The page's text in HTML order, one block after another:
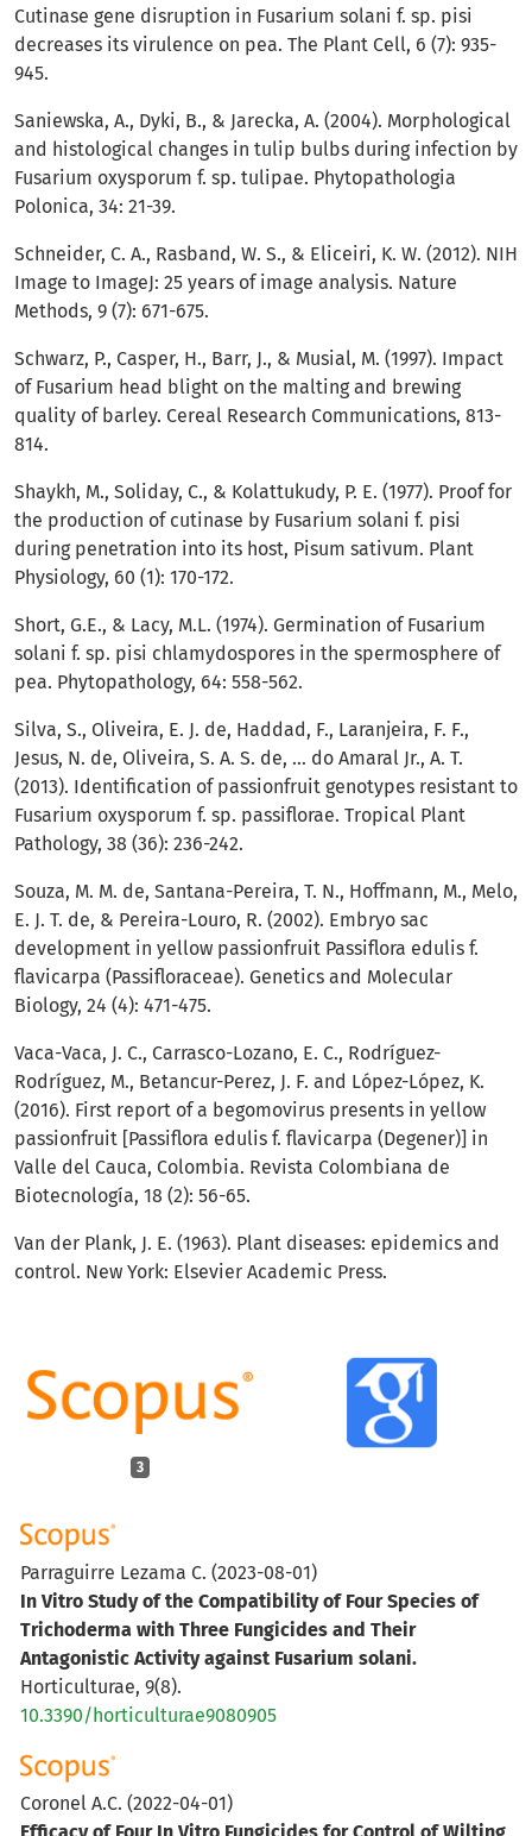
3
Parraguirre Lezama C. (2023-08-01)
In Vitro Study of the Compatibility of Four Species of
Trichoderma with Three Fungicides and Their
Antagonistic Activity against Fusarium solani.
Horticulturae, 9(8).
10.3390/horticulturae9080905
Coronel A.C. (2022-04-01)
Cutinase gene disruption in Fusarium solani f. sp. pisi
decreases its virulence on pea. The Plant Cell, 6 (7): 935-
945.
Saniewska, A., Dyki, B., & Jarecka, A. (2004). Morphological
and histological changes in tulip bulbs during infection by
Fusarium oxysporum f. sp. tulipae. Phytopathologia
Polonica, 34: 21-39.
Schneider, C. A., Rasband, W. S., & Eliceiri, K. W. (2012). NIH
Image to ImageJ: 25 years of image analysis. Nature
Methods, 9 (7): 671-675.
Schwarz, P., Casper, H., Barr, J., & Musial, M. (1997). Impact
of Fusarium head blight on the malting and brewing
quality of barley. Cereal Research Communications, 813-
814.
Shaykh, M., Soliday, C., & Kolattukudy, P. E. (1977). Proof for
the production of cutinase by Fusarium solani f. pisi
during penetration into its host, Pisum sativum. Plant
Physiology, 60 (1): 170-172.
Short, G.E., & Lacy, M.L. (1974). Germination of Fusarium
solani f. sp. pisi chlamydospores in the spermosphere of
pea. Phytopathology, 64: 558-562.
Silva, S., Oliveira, E. J. de, Haddad, F., Laranjeira, F. F.,
Jesus, N. de, Oliveira, S. A. S. de, … do Amaral Jr., A. T.
(2013). Identification of passionfruit genotypes resistant to
Fusarium oxysporum f. sp. passiflorae. Tropical Plant
Pathology, 38 (36): 236-242.
Souza, M. M. de, Santana-Pereira, T. N., Hoffmann, M., Melo,
E. J. T. de, & Pereira-Louro, R. (2002). Embryo sac
development in yellow passionfruit Passiflora edulis f.
flavicarpa (Passifloraceae). Genetics and Molecular
Biology, 24 (4): 471-475.
Vaca-Vaca, J. C., Carrasco-Lozano, E. C., Rodríguez-
Rodríguez, M., Betancur-Perez, J. F. and López-López, K.
(2016). First report of a begomovirus presents in yellow
passionfruit [Passiflora edulis f. flavicarpa (Degener)] in
Valle del Cauca, Colombia. Revista Colombiana de
Biotecnología, 18 (2): 56-65.
Van der Plank, J. E. (1963). Plant diseases: epidemics and
control. New York: Elsevier Academic Press.